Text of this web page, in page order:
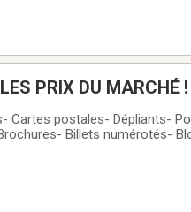
PRIX DU MARCHÉ !
Cartes postales- Dépliants-
Billets numérotés-